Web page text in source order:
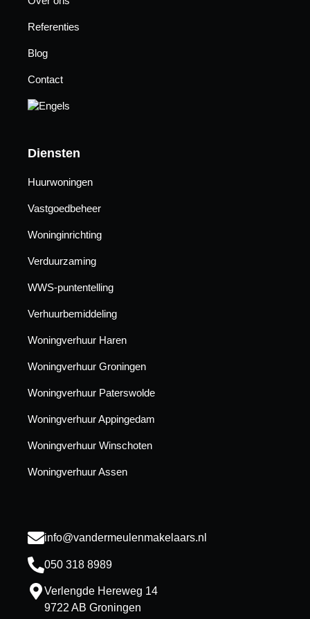
Referenties
Blog
Contact
Diensten
Huurwoningen
Vastgoedbeheer
Woninginrichting
Verduurzaming
WWS-puntentelling
Verhuurbemiddeling
Woningverhuur Haren
Woningverhuur Groningen
Woningverhuur Paterswolde
Woningverhuur Appingedam
Woningverhuur Winschoten
Woningverhuur Assen
info@vandermeulenmakelaars.nl
050 318 8989
Verlengde Hereweg 14
9722 AB Groningen